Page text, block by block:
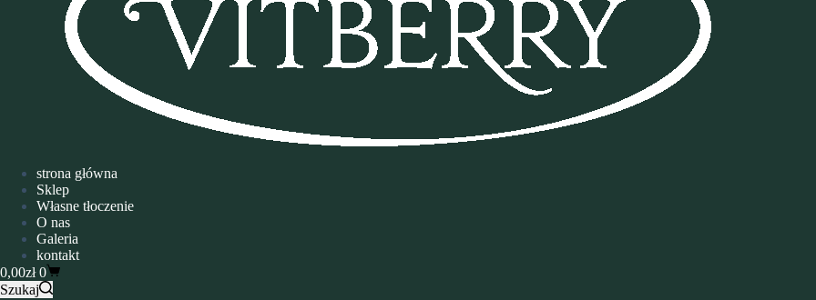
strona główna
Sklep
Własne tłoczenie
O nas
Galeria
kontakt
0,00zł 0
Szukaj